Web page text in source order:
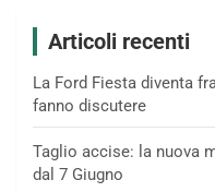
Articoli recenti
La Ford Fiesta diventa
fanno discutere
Taglio accise: la nuova
dal 7 Giugno